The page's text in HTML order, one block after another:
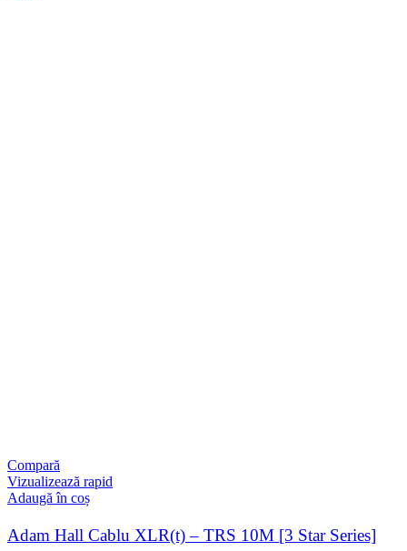
Compară
Vizualizează rapid
Adaugă în coș
Adam Hall Cablu XLR(t) – TRS 10M [3 Star Series]